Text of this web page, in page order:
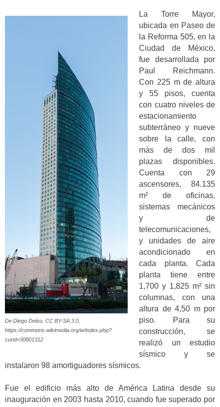
De Diego Delso, CC BY-SA 3.0,
https://commons.wikimedia.org/w/index.php?
curid=30801312
La Torre Mayor,
ubicada en Paseo de
la Reforma 505, en la
Ciudad de México,
fue desarrollada por
Paul Reichmann.
Con 225 m de altura
y 55 pisos, cuenta
con cuatro niveles de
estacionamiento
subterráneo y nueve
sobre la calle, con
más de dos mil
plazas disponibles.
Cuenta con 29
ascensores, 84.135
m² de oficinas,
sistemas mecánicos
y de
telecomunicaciones,
y unidades de aire
acondicionado en
cada planta. Cada
planta tiene entre
1,700 y 1,825 m² sin
columnas, con una
altura de 4,50 m por
piso. Para su
construcción, se
realizó un estudio
sísmico y se
instalaron 98 amortiguadores sísmicos.
Fue el edificio más alto de América Latina desde su
inauguración en 2003 hasta 2010, cuando fue superado por